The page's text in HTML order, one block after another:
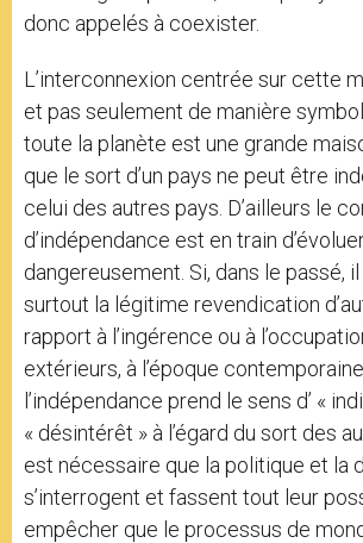
donc appelés à coexister.
L’interconnexion centrée sur cette
et pas seulement de manière
toute la planète est une grande
que le sort d’un pays ne peut être
celui des autres pays. D’ailleurs le
d’indépendance est en train
dangereusement. Si, dans le passé,
surtout la légitime revendication
rapport à l’ingérence ou à
extérieurs, à l’époque
l’indépendance prend le sens d’ «
« désintérêt » à l’égard du sort des
est nécessaire que la politique et la
s’interrogent et fassent tout leur
empêcher que le processus de